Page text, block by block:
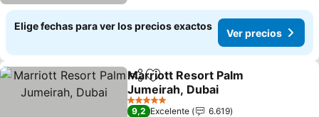
Elige fechas para ver los precios exactos
Ver precios
CompartirAgregar a favoritos
Marriott Resort Palm
Jumeirah, Dubai
5 Estrellas
9,2 Excelente
6.619